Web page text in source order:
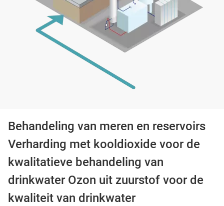
Behandeling van meren en reservoirs
Verharding met kooldioxide voor de
kwalitatieve behandeling van
drinkwater Ozon uit zuurstof voor de
kwaliteit van drinkwater